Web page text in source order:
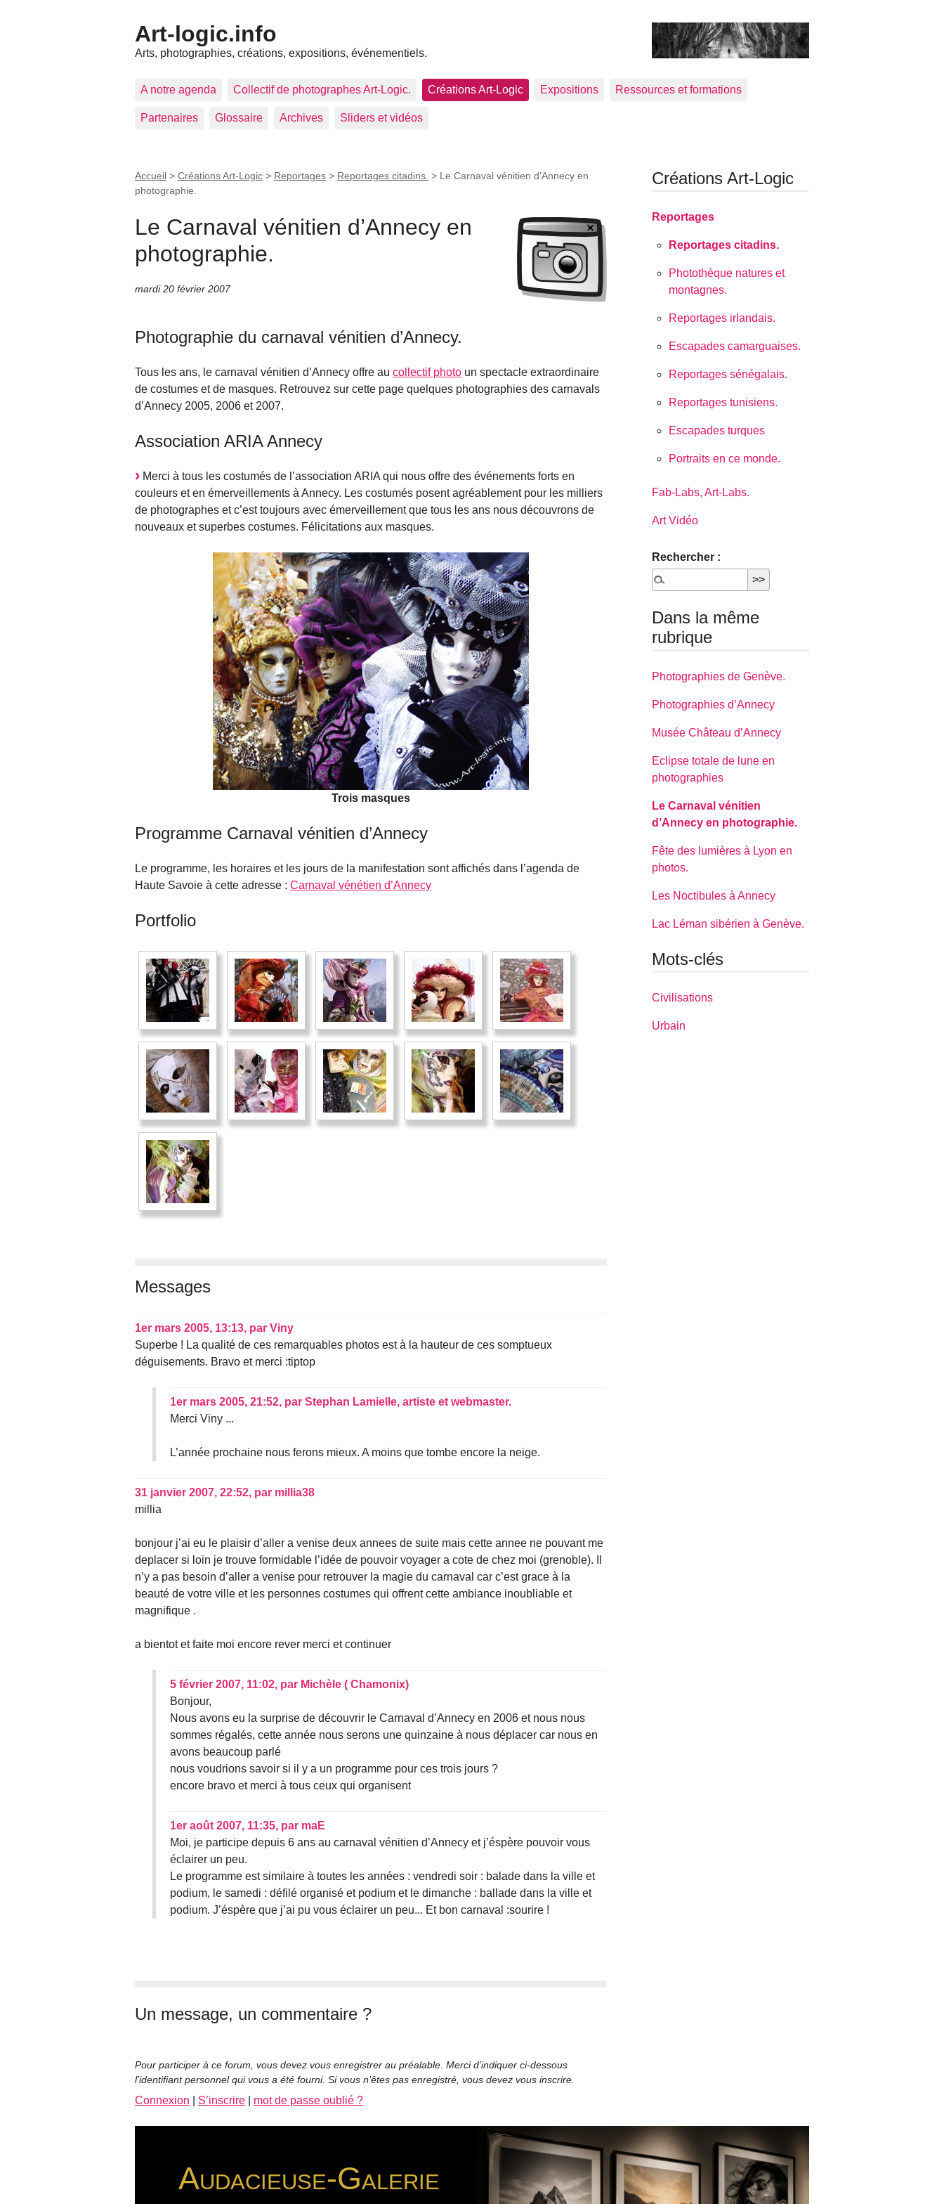
Art-logic.info
Arts, photographies, créations, expositions, événementiels.
A notre agenda Collectif de photographes Art-Logic. Créations Art-Logic Expositions Ressources et formations
Partenaires Glossaire Archives Sliders et vidéos
Accueil > Créations Art-Logic > Reportages > Reportages citadins. > Le Carnaval vénitien d’Annecy en
photographie.
Le Carnaval vénitien d’Annecy en
photographie.
mardi 20 février 2007
Photographie du carnaval vénitien d’Annecy.
Tous les ans, le carnaval vénitien d’Annecy offre au collectif photo un spectacle extraordinaire
de costumes et de masques. Retrouvez sur cette page quelques photographies des carnavals
d’Annecy 2005, 2006 et 2007.
Association ARIA Annecy
Merci à tous les costumés de l’association ARIA qui nous offre des événements forts en
couleurs et en émerveillements à Annecy. Les costumés posent agréablement pour les milliers
de photographes et c’est toujours avec émerveillement que tous les ans nous découvrons de
nouveaux et superbes costumes. Félicitations aux masques.
Trois masques
Programme Carnaval vénitien d’Annecy
Le programme, les horaires et les jours de la manifestation sont affichés dans l’agenda de
Haute Savoie à cette adresse : Carnaval vénétien d’Annecy
Portfolio
Messages
1er mars 2005, 13:13, par Viny
Superbe ! La qualité de ces remarquables photos est à la hauteur de ces somptueux
déguisements. Bravo et merci :tiptop
1er mars 2005, 21:52, par Stephan Lamielle, artiste et webmaster.
Merci Viny ...
L’année prochaine nous ferons mieux. A moins que tombe encore la neige.
31 janvier 2007, 22:52, par millia38
millia
bonjour j’ai eu le plaisir d’aller a venise deux annees de suite mais cette annee ne pouvant me
deplacer si loin je trouve formidable l’idée de pouvoir voyager a cote de chez moi (grenoble). Il
n’y a pas besoin d’aller a venise pour retrouver la magie du carnaval car c’est grace à la
beauté de votre ville et les personnes costumes qui offrent cette ambiance inoubliable et
magnifique .
a bientot et faite moi encore rever merci et continuer
5 février 2007, 11:02, par Michèle ( Chamonix)
Bonjour,
Nous avons eu la surprise de découvrir le Carnaval d’Annecy en 2006 et nous nous
sommes régalés, cette année nous serons une quinzaine à nous déplacer car nous en
avons beaucoup parlé
nous voudrions savoir si il y a un programme pour ces trois jours ?
encore bravo et merci à tous ceux qui organisent
1er août 2007, 11:35, par maE
Moi, je participe depuis 6 ans au carnaval vénitien d’Annecy et j’éspère pouvoir vous
éclairer un peu.
Le programme est similaire à toutes les années : vendredi soir : balade dans la ville et
podium, le samedi : défilé organisé et podium et le dimanche : ballade dans la ville et
podium. J’éspère que j’ai pu vous éclairer un peu... Et bon carnaval :sourire !
Un message, un commentaire ?
Pour participer à ce forum, vous devez vous enregistrer au préalable. Merci d’indiquer ci-dessous
l’identifiant personnel qui vous a été fourni. Si vous n’êtes pas enregistré, vous devez vous inscrire.
Connexion S’inscrire mot de passe oublié ?
Créations Art-Logic
Reportages
Reportages citadins.
Photothèque natures et
montagnes.
Reportages irlandais.
Escapades camarguaises.
Reportages sénégalais.
Reportages tunisiens.
Escapades turques
Portraits en ce monde.
Fab-Labs, Art-Labs.
Art Vidéo
Rechercher :
Dans la même
rubrique
Photographies de Genève.
Photographies d’Annecy
Musée Château d’Annecy
Eclipse totale de lune en
photographies
Le Carnaval vénitien
d’Annecy en photographie.
Fête des lumières à Lyon en
photos.
Les Noctibules à Annecy
Lac Léman sibérien à Genève.
Mots-clés
Civilisations
Urbain
Audacieuse-Galerie